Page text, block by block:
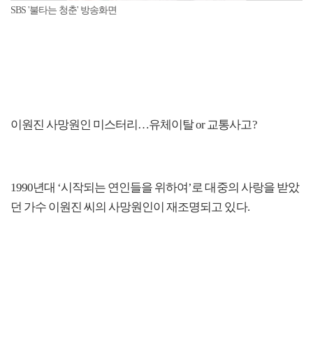
SBS '불타는 청춘' 방송화면
이원진 사망원인 미스터리…유체이탈 or 교통사고?
1990년대 ‘시작되는 연인들을 위하여’로 대중의 사랑을 받았
던 가수 이원진 씨의 사망원인이 재조명되고 있다.